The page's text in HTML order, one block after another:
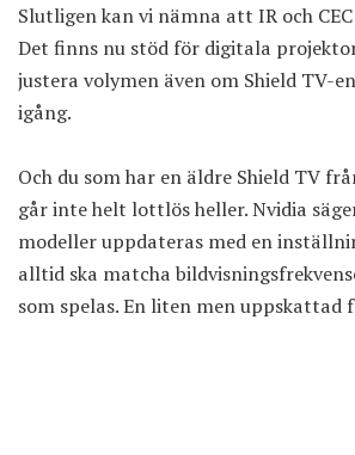
Slutligen kan vi nämna att IR och
Det finns nu stöd för digitala
justera volymen även om Shield TV-
igång.
Och du som har en äldre Shield TV
går inte helt lottlös heller. Nvidia
modeller uppdateras med en
alltid ska matcha
som spelas. En liten men